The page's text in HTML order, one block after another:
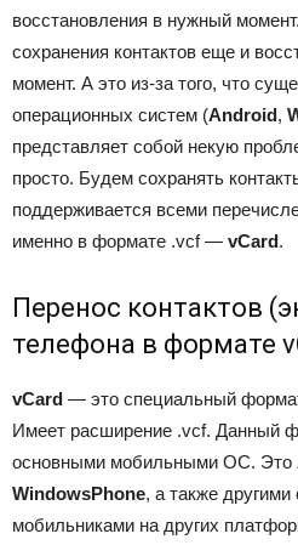
восстановления в нужный
сохранения контактов еще и
момент. А это из-за того, что
операционных систем (Android,
представляет собой некую
просто. Будем сохранять
поддерживается всеми
именно в формате .vcf — vCard.
Перенос контактов
телефона в формате
vCard — это специальный
Имеет расширение .vcf. Данный
основными мобильными ОС. Это
WindowsPhone, а также
мобильниками на других